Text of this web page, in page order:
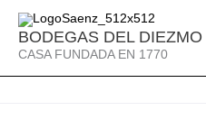
contenido
BODEGAS DEL
CASA FUNDADA EN 1770